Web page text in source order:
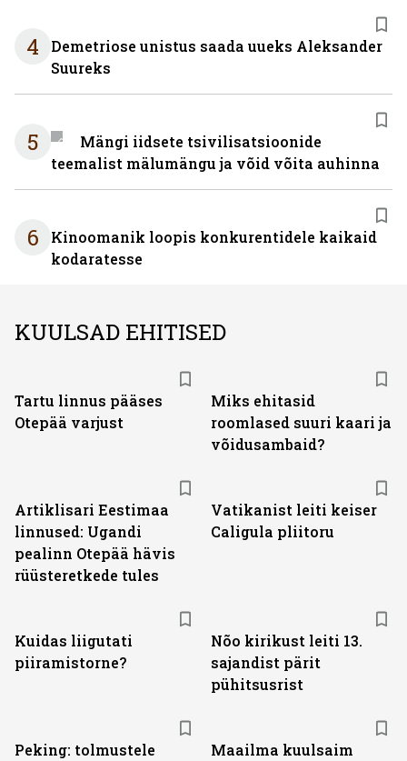
4
Demetriose unistus saada uueks Aleksander
Suureks
5
Mängi iidsete tsivilisatsioonide
teemalist mälumängu ja võid võita auhinna
6
Kinoomanik loopis konkurentidele kaikaid
kodaratesse
KUULSAD EHITISED
Tartu linnus pääses
Otepää varjust
Miks ehitasid
roomlased suuri kaari ja
võidusambaid?
Artiklisari Eestimaa
linnused: Ugandi
pealinn Otepää hävis
rüüsteretkede tules
Vatikanist leiti keiser
Caligula pliitoru
Kuidas liigutati
piiramistorne?
Nõo kirikust leiti 13.
sajandist pärit
pühitsusrist
Peking: tolmustele
Maailma kuulsaim